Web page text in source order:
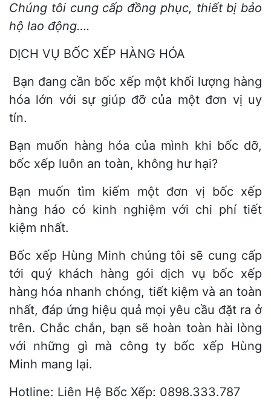
Chúng tôi cung cấp đồng phục, thiết bị bảo
hộ lao động….
DỊCH VỤ BỐC XẾP HÀNG HÓA
Bạn đang cần bốc xếp một khối lượng hàng
hóa lớn với sự giúp đỡ của một đơn vị uy
tín.
Bạn muốn hàng hóa của mình khi bốc dỡ,
bốc xếp luôn an toàn, không hư hại?
Bạn muốn tìm kiếm một đơn vị bốc xếp
hàng háo có kinh nghiệm với chi phí tiết
kiệm nhất.
Bốc xếp Hùng Minh chúng tôi sẽ cung cấp
tới quý khách hàng gói dịch vụ bốc xếp
hàng hóa nhanh chóng, tiết kiệm và an toàn
nhất, đáp ứng hiệu quả mọi yêu cầu đặt ra ở
trên. Chắc chắn, bạn sẽ hoàn toàn hài lòng
với những gì mà công ty bốc xếp Hùng
Minh mang lại.
Hotline: Liên Hệ Bốc Xếp: 0898.333.787